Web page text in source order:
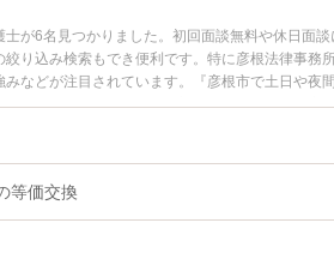
が6名見つかりました。初回面談無料や休日面
り込み検索もでき便利です。特に彦根法律事
などが注目されています。『彦根市で土日や
弁護士を検索したい』『初回相談無料で不動
等価交換